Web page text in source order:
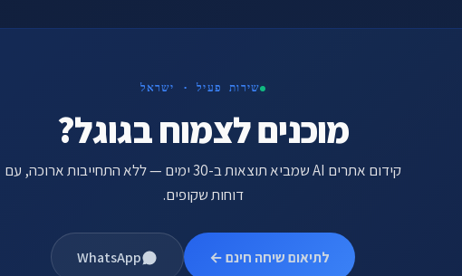
שירות פעיל · ישראל
מוכנים לצמוח בגוגל?
קידום אתרים AI שמביא תוצאות ב-30 ימים — ללא התחייבות ארוכה, עם
דוחות שקופים.
לתיאום שיחה חינם ← WhatsApp